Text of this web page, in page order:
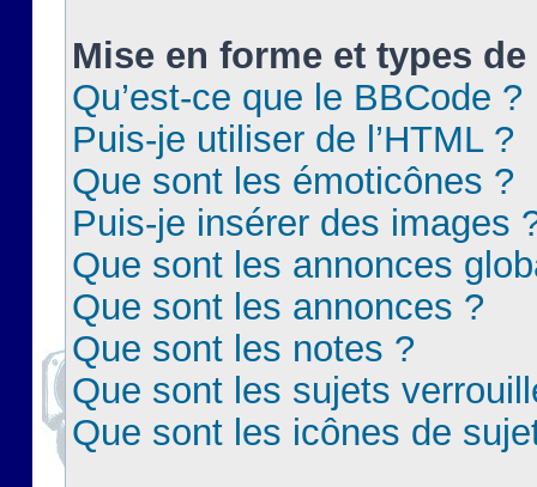
Mise en forme et types
Qu’est-ce que le BBCode ?
Puis-je utiliser de l’HTML ?
Que sont les émoticônes ?
Puis-je insérer des images
Que sont les annonces
Que sont les annonces ?
Que sont les notes ?
Que sont les sujets
Que sont les icônes de